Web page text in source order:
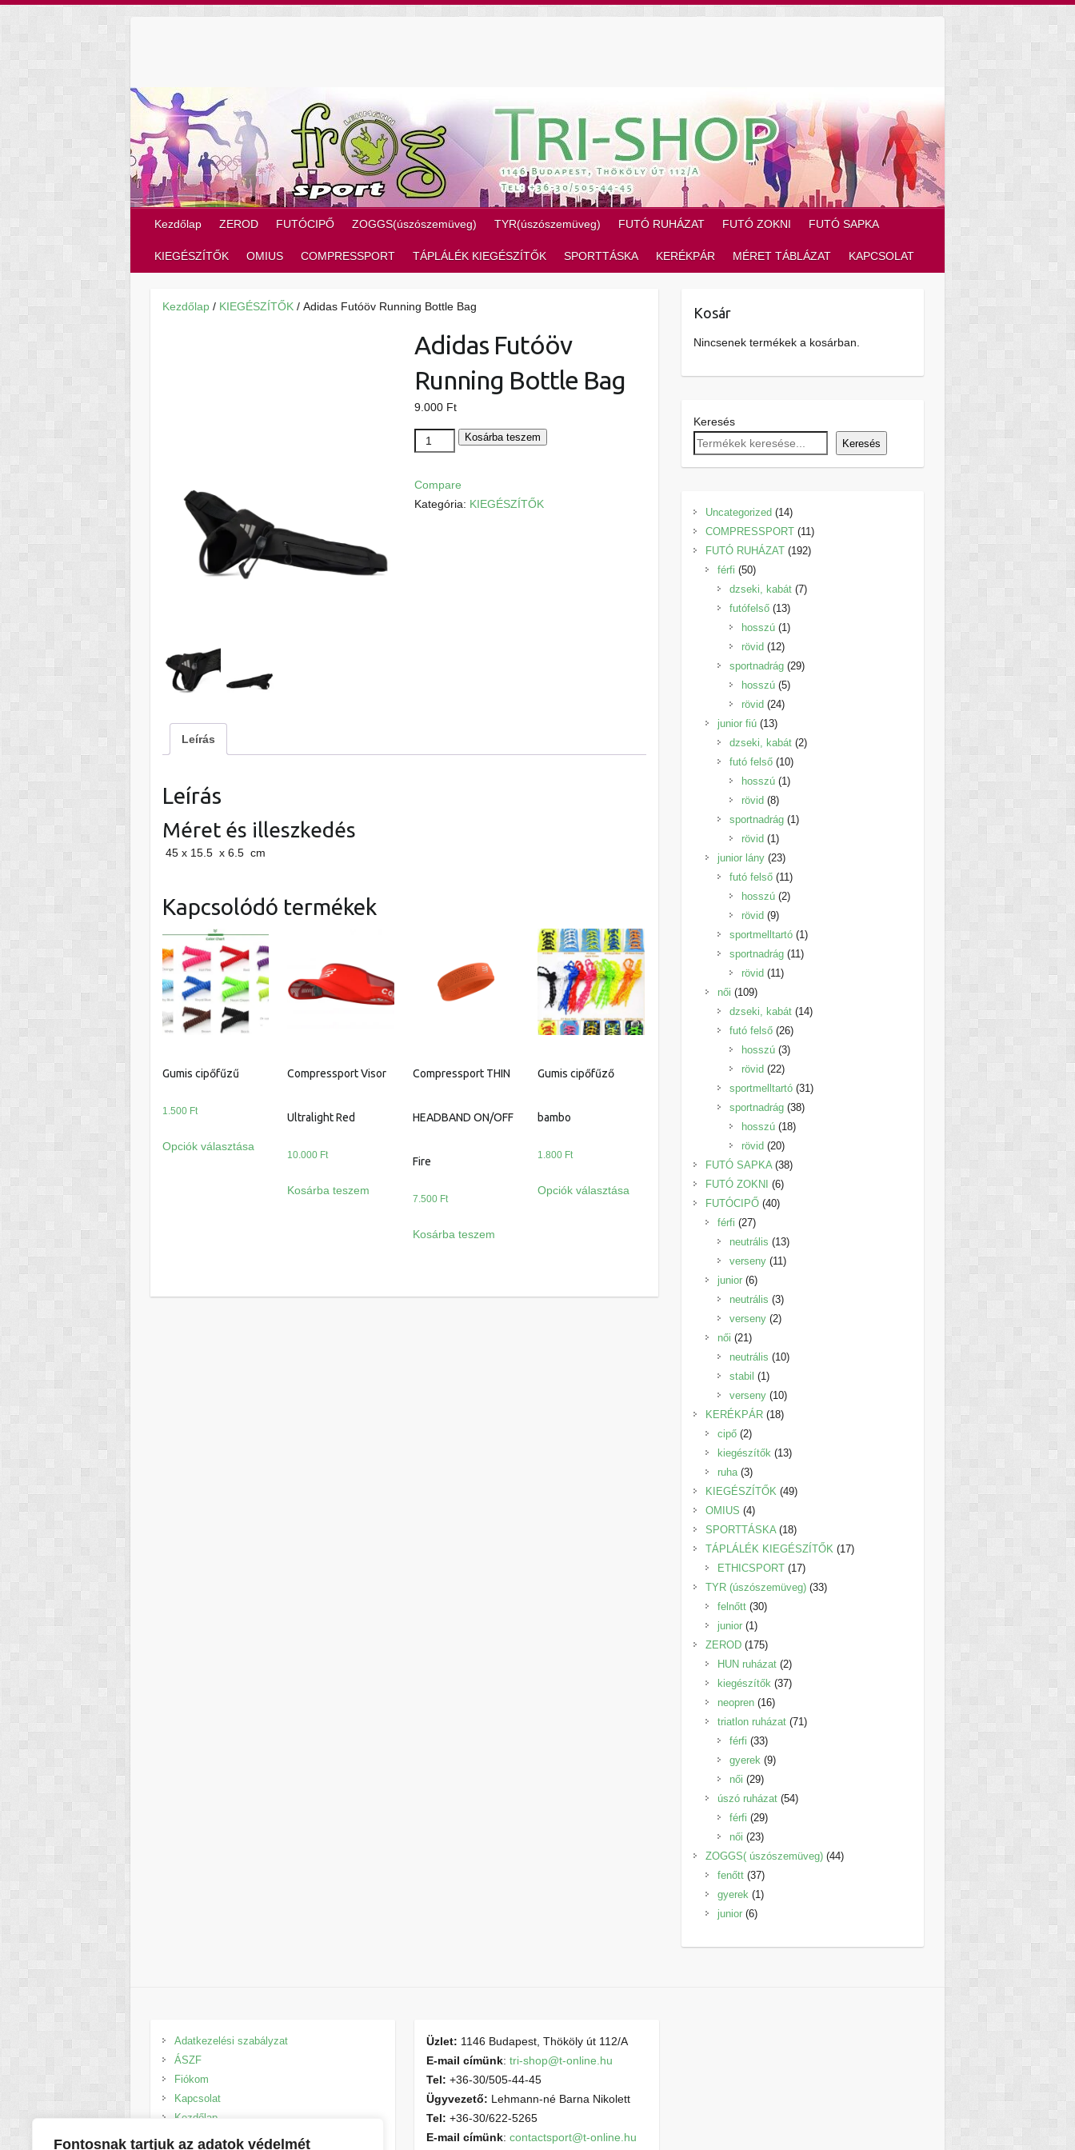
Fontosnak tartjuk az adatok védelmét
Kezdőlap ZEROD FUTÓCIPŐ ZOGGS(úszószemüveg) TYR(úszószemüveg) FUTÓ RUHÁZAT FUTÓ ZOKNI FUTÓ SAPKA
KIEGÉSZÍTŐK OMIUS COMPRESSPORT TÁPLÁLÉK KIEGÉSZÍTŐK SPORTTÁSKA KERÉKPÁR MÉRET TÁBLÁZAT KAPCSOLAT
Kezdőlap/ KIEGÉSZÍTŐK/ Adidas Futóöv Running Bottle Bag
Adidas Futóöv
Running Bottle Bag
9.000 Ft
Adidas
Futóöv
Bottle
Kosárba teszem
Compare
Kategória: KIEGÉSZÍTŐK
Leírás
Leírás
Méret és illeszkedés
45 x 15.5 x 6.5 cm
Kapcsolódó termékek
Gumis cipőfűzű
1.500 Ft
Opciók választása
a
Compressport Visor
Ultralight Red
10.000 Ft
Kosárba teszem
Compressport THIN
HEADBAND ON/OFF
Fire
7.500 Ft
Kosárba teszem
Gumis cipőfűző
bambo
1.800 Ft
Opciók választása
a
A
Kosár
Nincsenek termékek a kosárban.
Keresés
Keresés
Uncategorized 1414
termék
COMPRESSPORT 1111
termék
FUTÓ RUHÁZAT 192192
férfi 5050
termék
dzseki, kabát 77
futófelső 1313
termék
hosszú 11
rövid 1212
termék
sportnadrág 2929
hosszú 55
rövid 2424
junior fiú 1313
termék
dzseki, kabát 22
futó felső 1010
termék
hosszú 11
rövid 88
termék
sportnadrág 11
rövid 11
termék
junior lány 2323
termék
futó felső 1111
termék
hosszú 22
rövid 99
termék
sportmelltartó 11
sportnadrág 1111
rövid 1111
női 109109
termék
dzseki, kabát 1414
futó felső 2626
termék
hosszú 33
rövid 2222
termék
sportmelltartó 3131
sportnadrág 3838
hosszú 1818
rövid 2020
termék
FUTÓ SAPKA 3838
FUTÓ ZOKNI 66
FUTÓCIPŐ 4040
férfi 2727
termék
neutrális 1313
termék
verseny 1111
junior 66
termék
neutrális 33
termék
verseny 22
női 2121
termék
neutrális 1010
stabil 11
termék
verseny 1010
termék
KERÉKPÁR 1818
cipő 22
termék
kiegészítők 1313
ruha 33
termék
KIEGÉSZÍTŐK 4949
OMIUS 44
termék
SPORTTÁSKA 1818
termék
TÁPLÁLÉK KIEGÉSZÍTŐK 1717
ETHICSPORT 1717
termék
TYR (úszószemüveg) 3333
felnőtt 3030
junior 11
termék
ZEROD 175175
termék
HUN ruházat 22
termék
kiegészítők 3737
neopren 1616
termék
triatlon ruházat 7171
férfi 3333
termék
gyerek 99
női 2929
termék
úszó ruházat 5454
férfi 2929
női 2323
termék
ZOGGS( úszószemüveg) 4444
fenőtt 3737
termék
gyerek 11
junior 66
Adatkezelési szabályzat
ÁSZF
Fiókom
Kapcsolat
Kezdőlap
Üzlet: 1146 Budapest, Thököly út 112/A
E-mail címünk:tri-shop@t-online.hu
Tel: +36-30/505-44-45
Ügyvezető: Lehmann-né Barna Nikolett
Tel: +36-30/622-5265
E-mail címünk:contactsport@t-online.hu